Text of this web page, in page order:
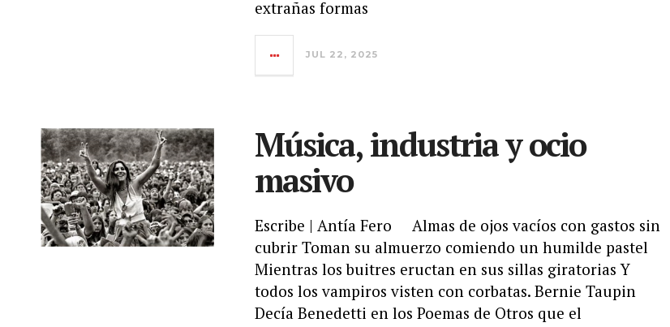
extrañas formas
JUL 22, 2025
Música, industria y ocio
masivo
Escribe | Antía Fero Almas de ojos vacíos con gastos sin
cubrir Toman su almuerzo comiendo un humilde pastel
Mientras los buitres eructan en sus sillas giratorias Y
todos los vampiros visten con corbatas. Bernie Taupin
Decía Benedetti en los Poemas de Otros que el